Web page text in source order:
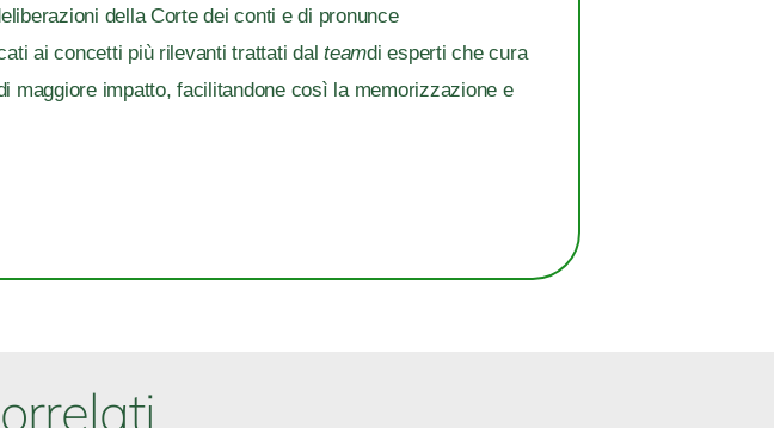
della Corte dei conti e di pronunce
ai concetti più rilevanti trattati dalteamdi esperti che cura
maggiore impatto, facilitandone così la memorizzazione e